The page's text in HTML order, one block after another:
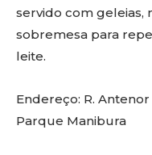
servido com geleias,
sobremesa para
leite.
Endereço: R.
Parque Manibura